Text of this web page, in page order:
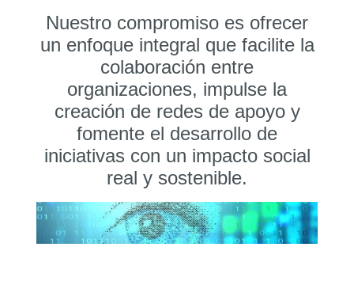
Nuestro compromiso es ofrecer
un enfoque integral que facilite la
colaboración entre
organizaciones, impulse la
creación de redes de apoyo y
fomente el desarrollo de
iniciativas con un impacto social
real y sostenible.